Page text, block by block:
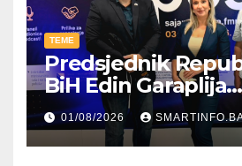
TEME
Predsjednik
BiH Edin Garaplija
prisustvovao
Federalnog sajma
zapošljavanja
01/08/2026